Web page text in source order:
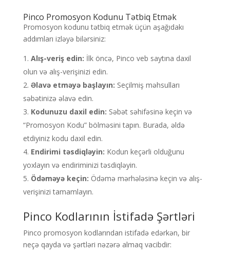
Pinco Promosyon Kodunu Tətbiq Etmək
Promosyon kodunu tətbiq etmək üçün aşağıdakı
addımları izləyə bilərsiniz:
Alış-veriş edin: İlk öncə, Pinco veb saytına daxil
olun və alış-verişinizi edin.
Əlavə etməyə başlayın: Seçilmiş məhsulları
səbətinizə əlavə edin.
Kodunuzu daxil edin: Səbət səhifəsinə keçin və
“Promosyon Kodu” bölməsini tapın. Burada, əldə
etdiyiniz kodu daxil edin.
Endirimi təsdiqləyin: Kodun keçərli olduğunu
yoxlayın və endiriminizi təsdiqləyin.
Ödəməyə keçin: Ödəmə mərhələsinə keçin və alış-
verişinizi tamamlayın.
Pinco Kodlarının İstifadə Şərtləri
Pinco promosyon kodlarından istifadə edərkən, bir
neçə qayda və şərtləri nəzərə almaq vacibdir: